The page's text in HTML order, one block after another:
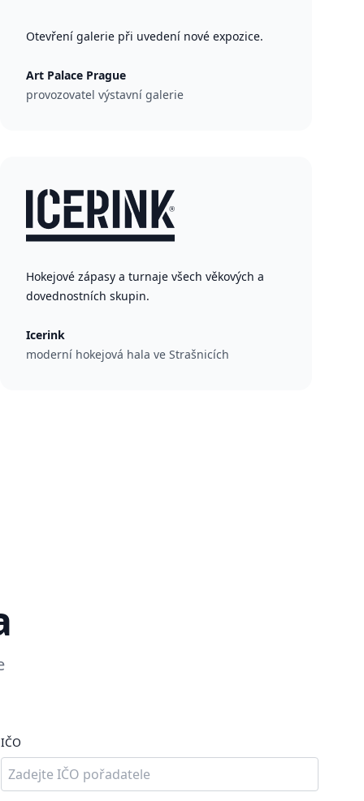
Otevření galerie při uvedení nové expozice.
Art Palace Prague
provozovatel výstavní galerie
Hokejové zápasy a turnaje všech věkových a
dovednostních skupin.
Icerink
moderní hokejová hala ve Strašnicích
IČO